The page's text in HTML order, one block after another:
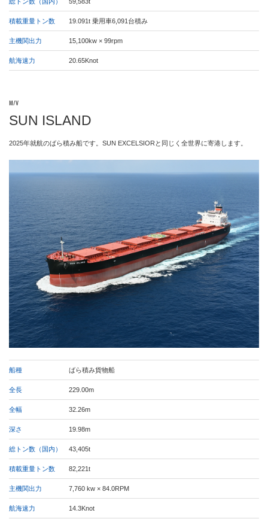
積載重量トン数 19.091t 乗用車6,091台積み
主機関出力 15,100kw × 99rpm
航海速力 20.65Knot
M/V
SUN ISLAND
2025年就航のばら積み船です。SUN EXCELSIORと同じく全世界に寄港します。
船種 ばら積み貨物船
全長 229.00m
全幅 32.26m
深さ 19.98m
総トン数（国内） 43,405t
積載重量トン数 82,221t
主機関出力 7,760 kw × 84.0RPM
航海速力 14.3Knot